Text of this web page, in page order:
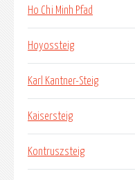
Ho Chi Minh Pfad
Hoyossteig
Karl Kantner-Steig
Kaisersteig
Kontruszsteig